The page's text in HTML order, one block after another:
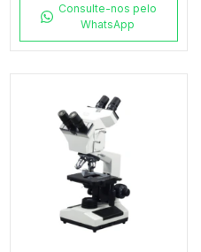
Consulte-nos pelo
WhatsApp